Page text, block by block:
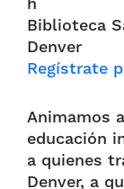
Biblioteca
Denver
Regístrate
Animamos
educación
a quienes
Denver, a